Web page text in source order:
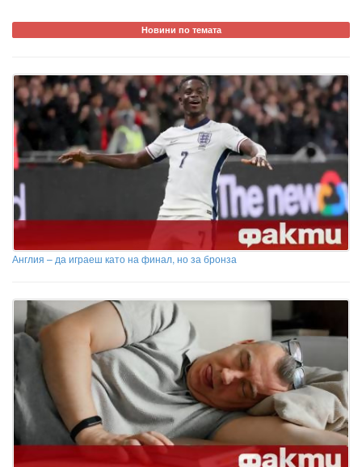
Новини по темата
Англия – да играеш като на финал, но за бронза